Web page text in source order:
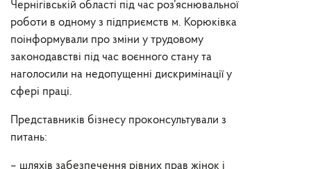
Чернігівській області під час роз’яснювальної
роботи в одному з підприємств м. Корюківка
поінформували про зміни у трудовому
законодавстві під час воєнного стану та
наголосили на недопущенні дискримінації у
сфері праці.
Представників бізнесу проконсультували з
питань:
– шляхів забезпечення рівних прав жінок і